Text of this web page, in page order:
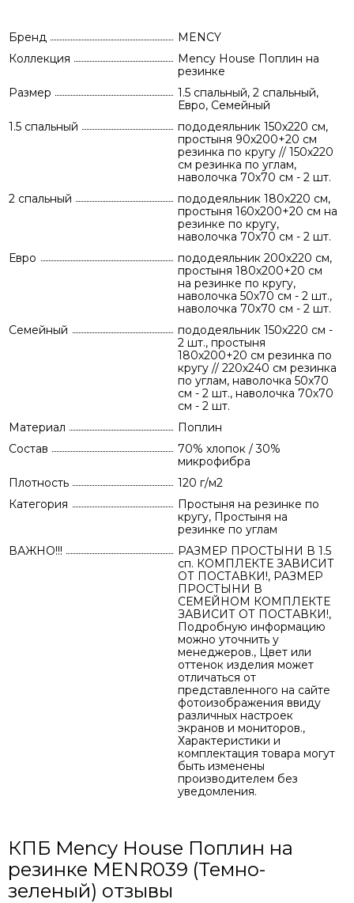
Бренд
MENCY
Коллекция
Mency House Поплин на
резинке
Размер
1.5 спальный, 2 спальный,
Евро, Семейный
1.5 спальный
пододеяльник 150х220 см,
простыня 90х200+20 см
резинка по кругу // 150х220
см резинка по углам,
наволочка 70х70 см - 2 шт.
2 спальный
пододеяльник 180х220 см,
простыня 160х200+20 см на
резинке по кругу,
наволочка 70х70 см - 2 шт.
Евро
пододеяльник 200х220 см,
простыня 180х200+20 см
на резинке по кругу,
наволочка 50х70 см - 2 шт.,
наволочка 70х70 см - 2 шт.
Семейный
пододеяльник 150х220 см -
2 шт., простыня
180х200+20 см резинка по
кругу // 220х240 см резинка
по углам, наволочка 50х70
см - 2 шт., наволочка 70х70
см - 2 шт.
Материал
Поплин
Состав
70% хлопок / 30%
микрофибра
Плотность
120 г/м2
Категория
Простыня на резинке по
кругу, Простыня на
резинке по углам
ВАЖНО!!!
РАЗМЕР ПРОСТЫНИ В 1.5
сп. КОМПЛЕКТЕ ЗАВИСИТ
ОТ ПОСТАВКИ!, РАЗМЕР
ПРОСТЫНИ В
СЕМЕЙНОМ КОМПЛЕКТЕ
ЗАВИСИТ ОТ ПОСТАВКИ!,
Подробную информацию
можно уточнить у
менеджеров., Цвет или
оттенок изделия может
отличаться от
представленного на сайте
фотоизображения ввиду
различных настроек
экранов и мониторов.,
Характеристики и
комплектация товара могут
быть изменены
производителем без
уведомления.
КПБ Mency House Поплин на
резинке MENR039 (Темно-
зеленый) отзывы